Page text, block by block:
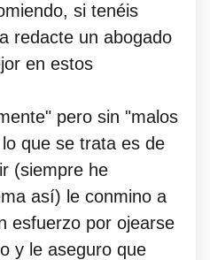
si tenéis
redacte un abogado
en estos
pero sin "malos
que se trata es de
(siempre he
así) le conmino a
esfuerzo por ojearse
y le aseguro que